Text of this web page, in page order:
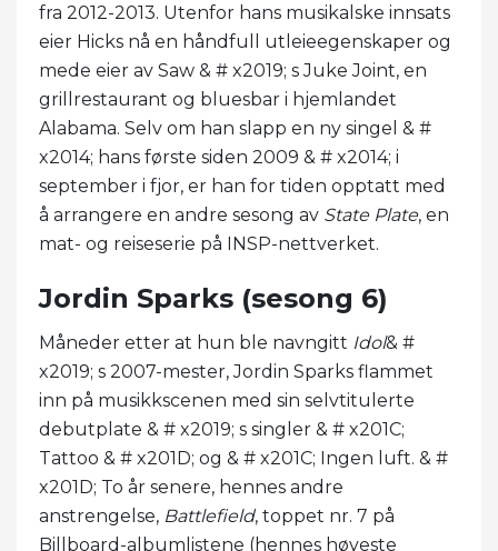
fra 2012-2013. Utenfor hans musikalske innsats
eier Hicks nå en håndfull utleieegenskaper og
mede eier av Saw & # x2019; s Juke Joint, en
grillrestaurant og bluesbar i hjemlandet
Alabama. Selv om han slapp en ny singel & #
x2014; hans første siden 2009 & # x2014; i
september i fjor, er han for tiden opptatt med
å arrangere en andre sesong av State Plate, en
mat- og reiseserie på INSP-nettverket.
Jordin Sparks (sesong 6)
Måneder etter at hun ble navngitt Idol& #
x2019; s 2007-mester, Jordin Sparks flammet
inn på musikkscenen med sin selvtitulerte
debutplate & # x2019; s singler & # x201C;
Tattoo & # x201D; og & # x201C; Ingen luft. & #
x201D; To år senere, hennes andre
anstrengelse, Battlefield, toppet nr. 7 på
Billboard-albumlistene (hennes høyeste